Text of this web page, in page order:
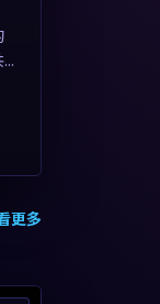
更多